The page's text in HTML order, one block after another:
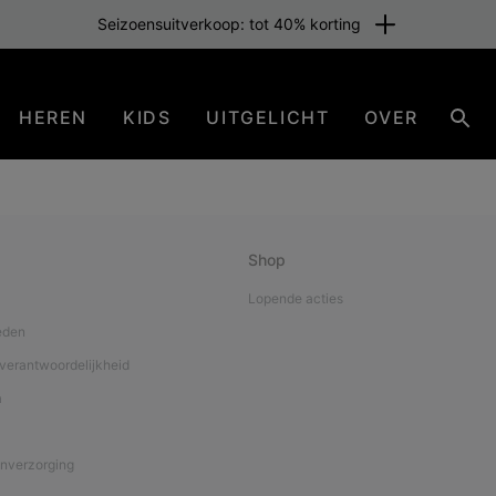
Seizoensuitverkoop: tot 40% korting
HEREN KIDS UITGELICHT OVER
Shop
Lopende acties